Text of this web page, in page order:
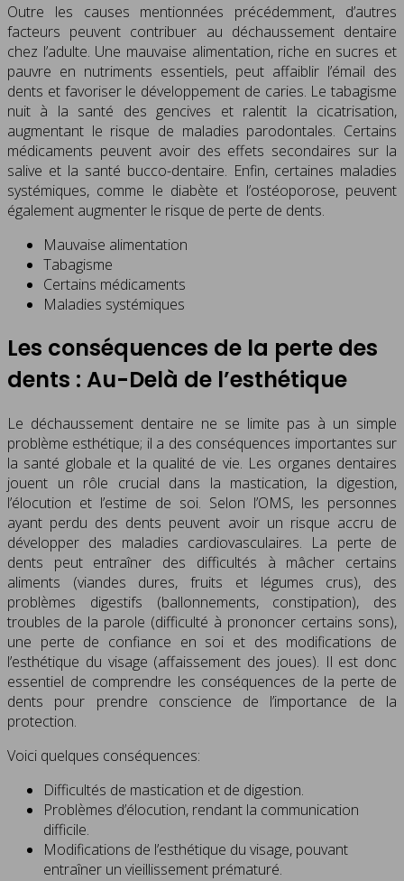
Outre les causes mentionnées précédemment, d’autres
facteurs peuvent contribuer au déchaussement dentaire
chez l’adulte. Une mauvaise alimentation, riche en sucres et
pauvre en nutriments essentiels, peut affaiblir l’émail des
dents et favoriser le développement de caries. Le tabagisme
nuit à la santé des gencives et ralentit la cicatrisation,
augmentant le risque de maladies parodontales. Certains
médicaments peuvent avoir des effets secondaires sur la
salive et la santé bucco-dentaire. Enfin, certaines maladies
systémiques, comme le diabète et l’ostéoporose, peuvent
également augmenter le risque de perte de dents.
Mauvaise alimentation
Tabagisme
Certains médicaments
Maladies systémiques
Les conséquences de la perte des
dents : Au-Delà de l’esthétique
Le déchaussement dentaire ne se limite pas à un simple
problème esthétique; il a des conséquences importantes sur
la santé globale et la qualité de vie. Les organes dentaires
jouent un rôle crucial dans la mastication, la digestion,
l’élocution et l’estime de soi. Selon l’OMS, les personnes
ayant perdu des dents peuvent avoir un risque accru de
développer des maladies cardiovasculaires. La perte de
dents peut entraîner des difficultés à mâcher certains
aliments (viandes dures, fruits et légumes crus), des
problèmes digestifs (ballonnements, constipation), des
troubles de la parole (difficulté à prononcer certains sons),
une perte de confiance en soi et des modifications de
l’esthétique du visage (affaissement des joues). Il est donc
essentiel de comprendre les conséquences de la perte de
dents pour prendre conscience de l’importance de la
protection.
Voici quelques conséquences:
Difficultés de mastication et de digestion.
Problèmes d’élocution, rendant la communication
difficile.
Modifications de l’esthétique du visage, pouvant
entraîner un vieillissement prématuré.